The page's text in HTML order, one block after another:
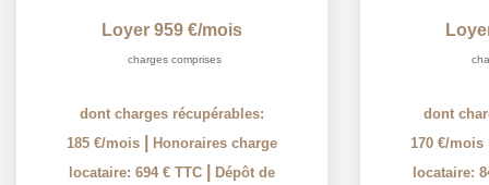
Loyer 959 €/mois
charges comprises
dont charges récupérables:
185 €/mois
Honoraires charge
locataire: 694 € TTC
Dépôt de
dont
170 €/mois
locataire: